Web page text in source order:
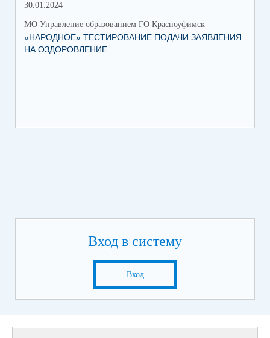
30.01.2024
МО Управление образованием ГО Красноуфимск
«НАРОДНОЕ» ТЕСТИРОВАНИЕ ПОДАЧИ ЗАЯВЛЕНИЯ
НА ОЗДОРОВЛЕНИЕ
Вход в систему
Вход